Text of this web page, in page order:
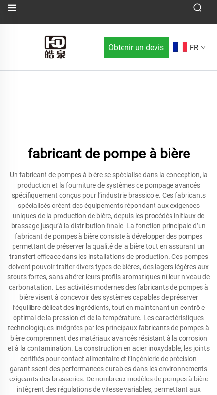
Obtenir un devis FR
fabricant de pompe à bière
Un fabricant de pompes à bière se spécialise dans la conception, la
production et la fourniture de systèmes de pompage avancés
spécifiquement conçus pour l’industrie brassicole. Ces fabricants
spécialisés créent des équipements répondant aux exigences
uniques de la production de bière, depuis les procédés initiaux de
brassage jusqu’à la distribution finale. La fonction principale d’un
fabricant de pompes à bière consiste à développer des pompes
permettant de préserver la qualité de la bière tout en assurant un
transfert efficace dans les installations de production. Ces pompes
doivent pouvoir traiter divers types de bières, des lagers légères aux
stouts fortes, sans altérer leurs profils aromatiques ni leur niveau de
carbonatation. Les activités modernes des fabricants de pompes à
bière visent à concevoir des systèmes capables de préserver
l’équilibre délicat des ingrédients, tout en maintenant un contrôle
optimal de la pression et de la température. Les caractéristiques
technologiques intégrées par les principaux fabricants de pompes à
bière comprennent des matériaux avancés résistant à la corrosion
et à la contamination. La construction en acier inoxydable, les joints
certifiés pour contact alimentaire et l’ingénierie de précision
garantissent des performances durables dans les environnements
exigeants des brasseries. De nombreux modèles de pompes à bière
intègrent des régulations de vitesse variables, permettant aux